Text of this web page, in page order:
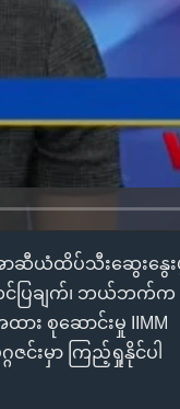
ာဆီယံထိပ်သီးဆွေးနွေး
င်ပြချက်၊ ဘယ်ဘက်က
စုဆောင်းမှု IIMM
င်းမှာ ကြည့်ရှုနိုင်ပါ